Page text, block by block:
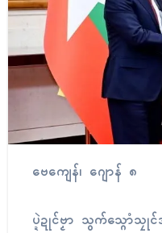
ဗေကျေန်၊ ဂျောန် ၈
ပ္ဍဲဍုၚ်ဗၟာ သွက်သ္ဂောံ